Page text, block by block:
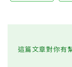
這篇文章對你有